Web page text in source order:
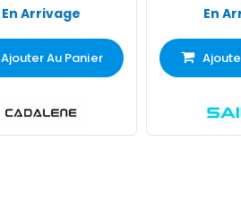
En Arrivage
Ajouter Au Panier
En